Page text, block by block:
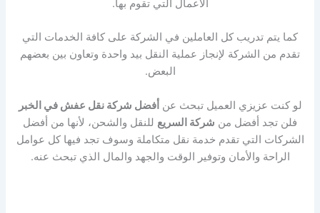
الأعمال التي تقوم بها.
كما يتم تدريب كل العاملين في الشركة على كافة الخدمات التي
تقدم من الشركة لإنجاز عملية النقل بيد واحدة وتعاون بين بعضهم
البعض.
لو كنت عزيزي العميل تبحث عن أفضل شركة نقل عفش في الخبر
فلن تجد أفضل من شركة السريع للنقل والشحن، لأنها من أفضل
الشركات التي تقدم خدمة نقل متكاملة وسوف تجد فيها كل عوامل
الراحة والأمان وتوفير الوقت والجهد والمال الذي تبحث عنه.